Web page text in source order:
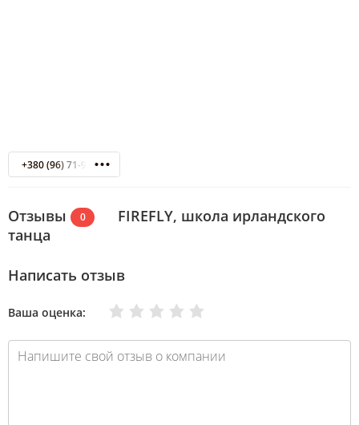
+380 (96) 71-983-71
Отзывы 0
FIREFLY, школа ирландского
танца
Написать отзыв
Ваша оценка: Отлично
Хорошо
Нормально
Плохо
Очень плохо